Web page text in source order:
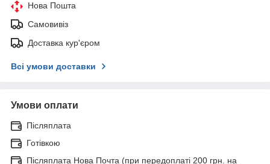
Нова Пошта
Самовивіз
Доставка кур'єром
Всі умови доставки
Умови оплати
Післяплата
Готівкою
Післяплата Нова Почта (при передоплаті 200 грн. на